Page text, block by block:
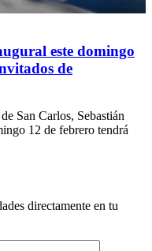
este domingo
de
San Carlos, Sebastián
12 de febrero tendrá
directamente en tu